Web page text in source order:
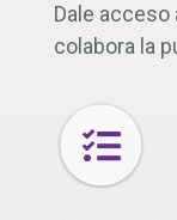
Dale
colabora la